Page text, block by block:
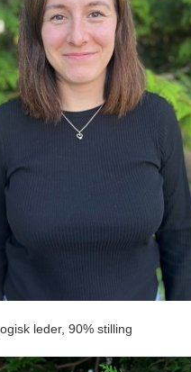
leder, 90% stilling